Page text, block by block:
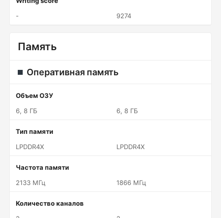
-
9274
Память
Оперативная память
Объем ОЗУ
6, 8 ГБ
6, 8 ГБ
Тип памяти
LPDDR4X
LPDDR4X
Частота памяти
2133 МГц
1866 МГц
Количество каналов